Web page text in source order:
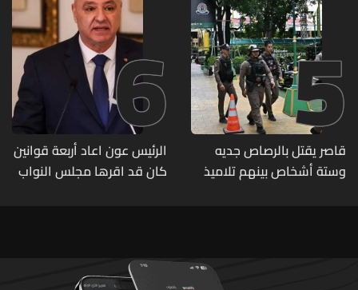
5
قاصر يقتل بالرصاص جديه
وستة أشخاص بينهم تلاميذ
6
الرئيس عون اعاد أربعة قوانين
كان قد اقرها مجلس النواب